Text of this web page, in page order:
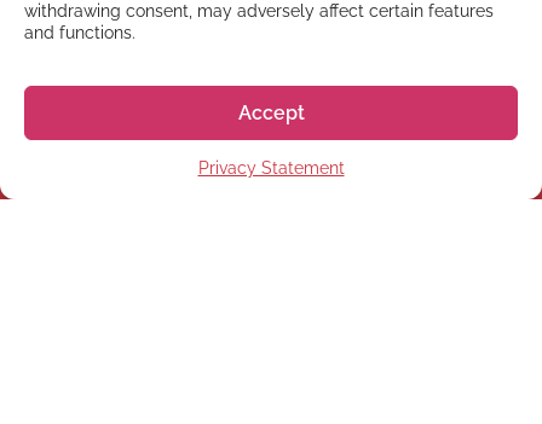
withdrawing consent, may adversely affect certain features
and functions.
Accept
Privacy Statement
Registrati alla nostra
Newsletter